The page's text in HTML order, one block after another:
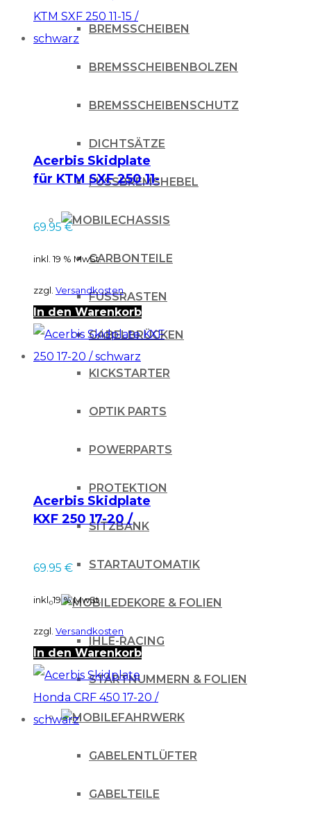
BREMSSCHEIBEN
BREMSSCHEIBENBOLZEN
BREMSSCHEIBENSCHUTZ
DICHTSÄTZE
FUSSBREMSHEBEL
CHASSIS
CARBONTEILE
FUSSRASTEN
GABELBRÜCKEN
KICKSTARTER
OPTIK PARTS
POWERPARTS
PROTEKTION
SITZBANK
STARTAUTOMATIK
DEKORE & FOLIEN
IHLE-RACING
STARTNUMMERN & FOLIEN
FAHRWERK
GABELENTLÜFTER
GABELTEILE
Acerbis Skidplate
für KTM SXF 250 11-
69.95 €
inkl. 19 % MwSt.
zzgl. Versandkosten
In den Warenkorb
Acerbis Skidplate
KXF 250 17-20 /
69.95 €
inkl. 19 % MwSt.
zzgl. Versandkosten
In den Warenkorb